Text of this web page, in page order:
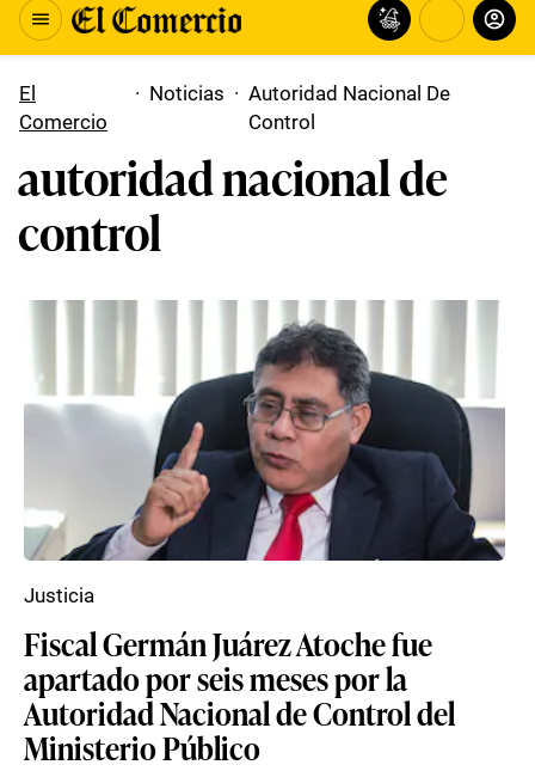
El
Comercio
· Noticias · Autoridad Nacional De
Control
autoridad nacional de
control
Fiscal Germán Juárez Atoche fue
apartado por seis meses por la
Autoridad Nacional de Control del
Ministerio Público
Justicia